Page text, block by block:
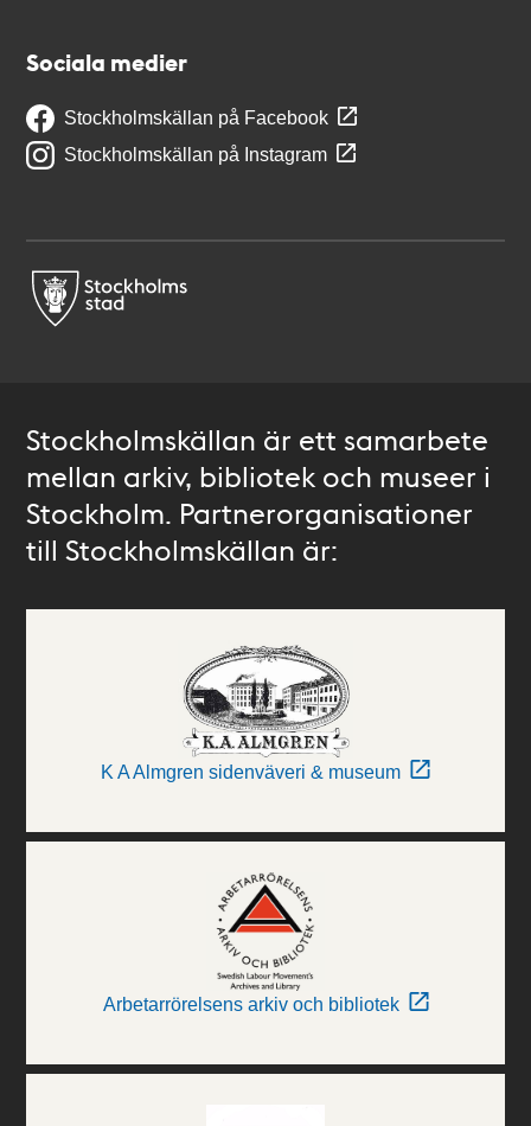
Sociala medier
Stockholmskällan på Facebook
Stockholmskällan på Instagram
Stockholmskällan är ett samarbete
mellan arkiv, bibliotek och museer i
Stockholm. Partnerorganisationer
till Stockholmskällan är:
K A Almgren sidenväveri & museum
Arbetarrörelsens arkiv och bibliotek